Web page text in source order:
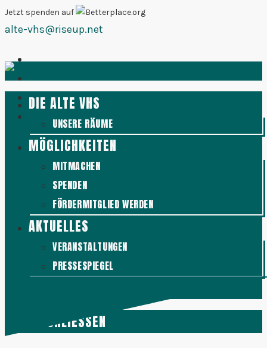
Zum
Inhalt
Jetzt spenden auf
alte-vhs@riseup.net
DIE ALTE VHS
UNSERE RÄUME
MÖGLICHKEITEN
MITMACHEN
SPENDEN
FÖRDERMITGLIED WERDEN
AKTUELLES
VERANSTALTUNGEN
PRESSESPIEGEL
SCHLIESSEN